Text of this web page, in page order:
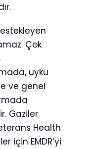
Çok
uyku
ve genel
Gaziler
Health
için EMDR’yi